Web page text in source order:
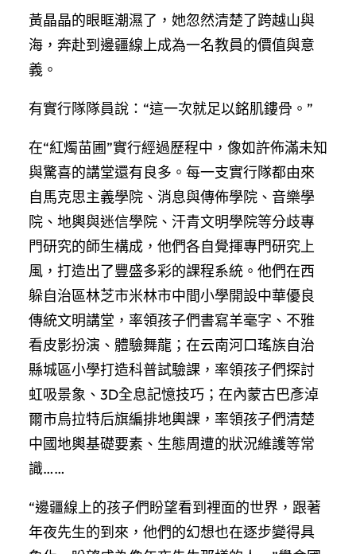
黃晶晶的眼眶潮濕了，她忽然清楚了跨越山與
海，奔赴到邊疆線上成為一名教員的價值與意
義。
有實行隊隊員說：“這一次就足以銘肌鏤骨。”
在“紅燭苗圃”實行經過歷程中，像如許佈滿未知
與驚喜的講堂還有良多。每一支實行隊都由來
自馬克思主義學院、消息與傳佈學院、音樂學
院、地輿與迷信學院、汗青文明學院等分歧專
門研究的師生構成，他們各自覺揮專門研究上
風，打造出了豐盛多彩的課程系統。他們在西
躲自治區林芝市米林市中間小學開設中華優良
傳統文明講堂，率領孩子們書寫羊毫字、不雅
看皮影扮演、體驗舞龍；在云南河口瑤族自治
縣城區小學打造科普試驗課，率領孩子們探討
虹吸景象、3D全息記憶技巧；在內蒙古巴彥淖
爾市烏拉特后旗編排地輿課，率領孩子們清楚
中國地輿基礎要素、生態周遭的狀況維護等常
識……
“邊疆線上的孩子們盼望看到裡面的世界，跟著
年夜先生的到來，他們的幻想也在逐步變得具